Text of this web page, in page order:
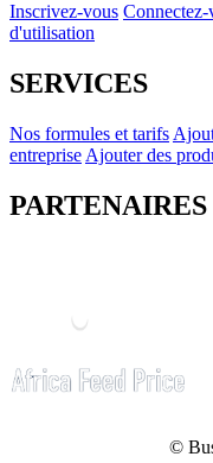
Inscrivez-vous Connectez-
d'utilisation
SERVICES
Nos formules et tarifs
entreprise Ajouter des
PARTENAIRES
©